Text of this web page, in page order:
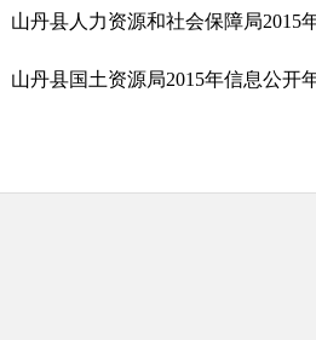
山丹县人力资源和社会保障局2015
山丹县国土资源局2015年信息公开